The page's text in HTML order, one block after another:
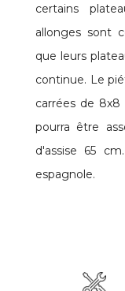
certains
allonges sont
que leurs
continue. Le
carrées de
pourra être
d'assise 65
espagnole.